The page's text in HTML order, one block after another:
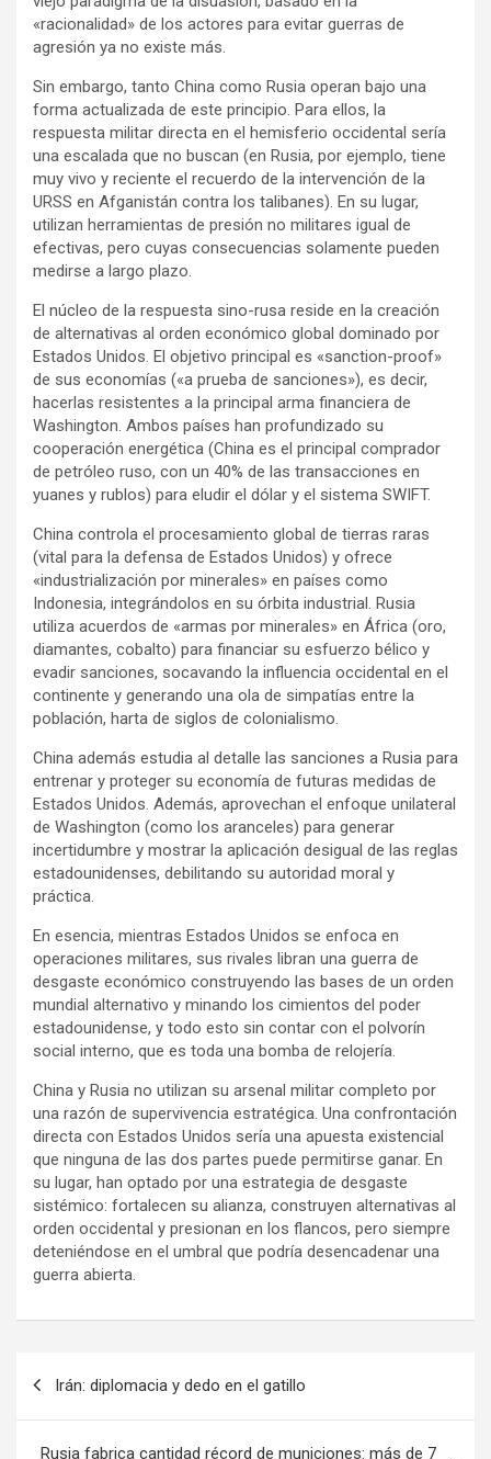
«racionalidad» de los actores para evitar guerras de
agresión ya no existe más.
Sin embargo, tanto China como Rusia operan bajo una
forma actualizada de este principio. Para ellos, la
respuesta militar directa en el hemisferio occidental sería
una escalada que no buscan (en Rusia, por ejemplo, tiene
muy vivo y reciente el recuerdo de la intervención de la
URSS en Afganistán contra los talibanes). En su lugar,
utilizan herramientas de presión no militares igual de
efectivas, pero cuyas consecuencias solamente pueden
medirse a largo plazo.
El núcleo de la respuesta sino-rusa reside en la creación
de alternativas al orden económico global dominado por
Estados Unidos. El objetivo principal es «sanction-proof»
de sus economías («a prueba de sanciones»), es decir,
hacerlas resistentes a la principal arma financiera de
Washington. Ambos países han profundizado su
cooperación energética (China es el principal comprador
de petróleo ruso, con un 40% de las transacciones en
yuanes y rublos) para eludir el dólar y el sistema SWIFT.
China controla el procesamiento global de tierras raras
(vital para la defensa de Estados Unidos) y ofrece
«industrialización por minerales» en países como
Indonesia, integrándolos en su órbita industrial. Rusia
utiliza acuerdos de «armas por minerales» en África (oro,
diamantes, cobalto) para financiar su esfuerzo bélico y
evadir sanciones, socavando la influencia occidental en el
continente y generando una ola de simpatías entre la
población, harta de siglos de colonialismo.
China además estudia al detalle las sanciones a Rusia para
entrenar y proteger su economía de futuras medidas de
Estados Unidos. Además, aprovechan el enfoque unilateral
de Washington (como los aranceles) para generar
incertidumbre y mostrar la aplicación desigual de las reglas
estadounidenses, debilitando su autoridad moral y
práctica.
En esencia, mientras Estados Unidos se enfoca en
operaciones militares, sus rivales libran una guerra de
desgaste económico construyendo las bases de un orden
mundial alternativo y minando los cimientos del poder
estadounidense, y todo esto sin contar con el polvorín
social interno, que es toda una bomba de relojería.
China y Rusia no utilizan su arsenal militar completo por
una razón de supervivencia estratégica. Una confrontación
directa con Estados Unidos sería una apuesta existencial
que ninguna de las dos partes puede permitirse ganar. En
su lugar, han optado por una estrategia de desgaste
sistémico: fortalecen su alianza, construyen alternativas al
orden occidental y presionan en los flancos, pero siempre
deteniéndose en el umbral que podría desencadenar una
guerra abierta.
Irán: diplomacia y dedo en el gatillo
Rusia fabrica cantidad récord de municiones: más de 7